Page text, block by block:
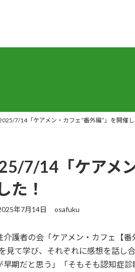
7/14「ケアメン・カフェ“番外編”」を開催し
7/14「ケアメ
た！
年7月14日 osafuku
護者の会「ケアメン・カフェ【番
見て学び、それぞれに感想を話し
早期だと思う」「そもそも認知症